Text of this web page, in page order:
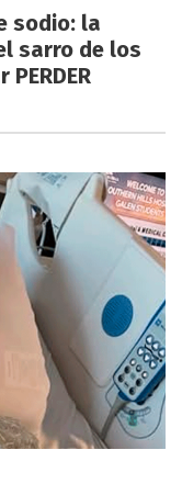
sodio: la
sarro de los